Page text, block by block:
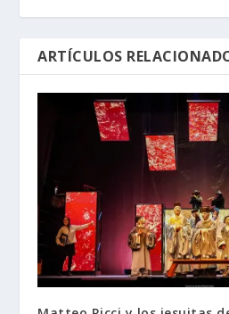
ARTÍCULOS